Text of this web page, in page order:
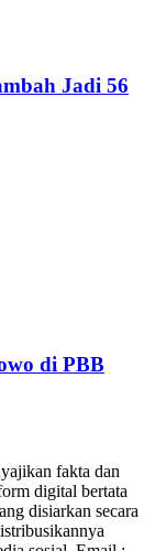
Jadi 56
di PBB
fakta dan
digital bertata
disiarkan secara